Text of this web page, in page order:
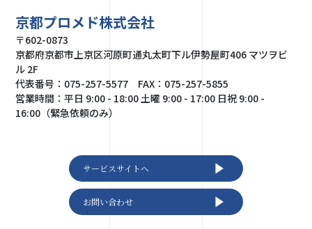
京都プロメド株式会社
〒602-0873
京都府京都市上京区河原町通丸太町下ル伊勢屋町406 マツヲビ
ル 2F
代表番号：075-257-5577 FAX：075-257-5855
営業時間：平日 9:00 - 18:00 土曜 9:00 - 17:00 日祝 9:00 -
16:00（緊急依頼のみ）
サービスサイトへ
お問い合わせ